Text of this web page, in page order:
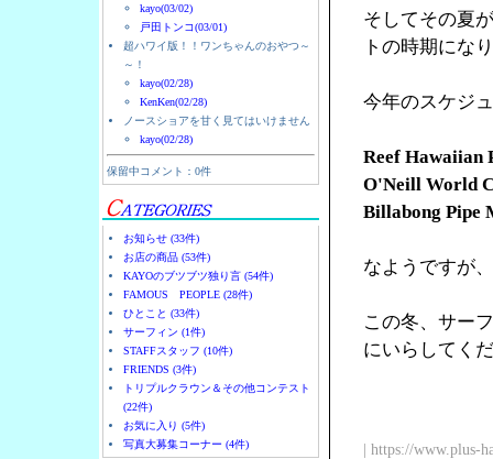
kayo(03/02)
戸田トンコ(03/01)
超ハワイ版！！ワンちゃんのおやつ～
～！
kayo(02/28)
KenKen(02/28)
ノースショアを甘く見てはいけません
kayo(02/28)
保留中コメント：0件
お知らせ (33件)
お店の商品 (53件)
KAYOのブツブツ独り言 (54件)
FAMOUS PEOPLE (28件)
ひとこと (33件)
サーフィン (1件)
STAFFスタッフ (10件)
FRIENDS (3件)
トリプルクラウン＆その他コンテスト
(22件)
お気に入り (5件)
写真大募集コーナー (4件)
そしてその夏
トの時期にな
今年のスケジ
Reef Hawaiian
O'Neill World
Billabong Pipe
なようですが
この冬、サー
にいらしてく
| https://www.plus-